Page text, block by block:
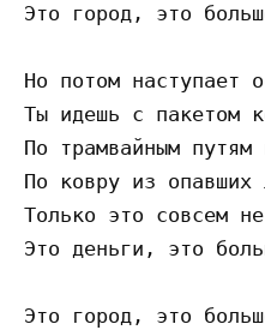
Это город, это
Но потом наступает
Ты идешь с пакетом
По трамвайным путям
По ковру из опавших
Только это совсем
Это деньги, это
Это город, это